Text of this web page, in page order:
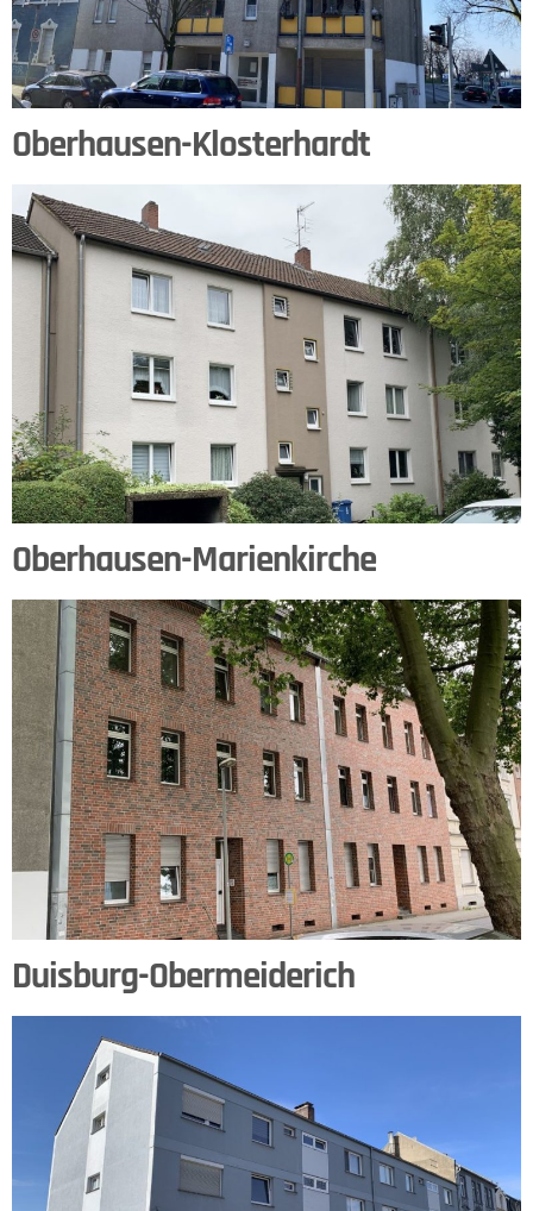
Oberhausen-Klosterhardt
Oberhausen-Marienkirche
Duisburg-Obermeiderich